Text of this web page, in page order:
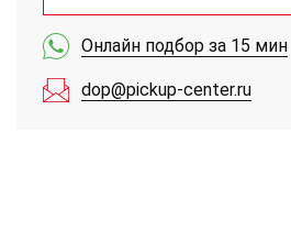
Онлайн подбор за 15 мин
dop@pickup-center.ru